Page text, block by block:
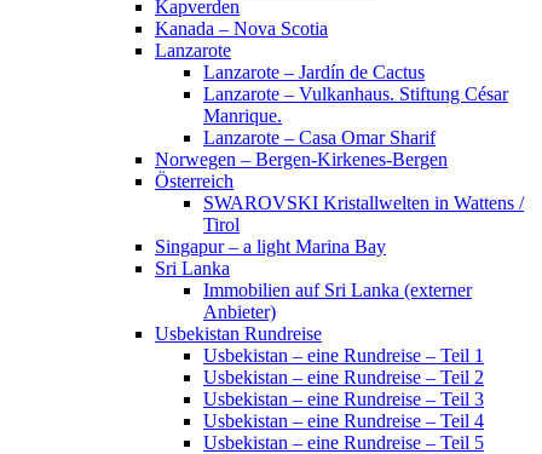
Kapverden
Kanada – Nova Scotia
Lanzarote
Lanzarote – Jardín de Cactus
Lanzarote – Vulkanhaus. Stiftung César
Manrique.
Lanzarote – Casa Omar Sharif
Norwegen – Bergen-Kirkenes-Bergen
Österreich
SWAROVSKI Kristallwelten in Wattens /
Tirol
Singapur – a light Marina Bay
Sri Lanka
Immobilien auf Sri Lanka (externer
Anbieter)
Usbekistan Rundreise
Usbekistan – eine Rundreise – Teil 1
Usbekistan – eine Rundreise – Teil 2
Usbekistan – eine Rundreise – Teil 3
Usbekistan – eine Rundreise – Teil 4
Usbekistan – eine Rundreise – Teil 5